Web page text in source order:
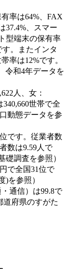
率は64%、FAX
37.4%、スマー
型端末の保有率
す。またインタ
率は12%です。
令和4年データを
人、女：
世帯で全
動態データを参
です。従業者数
数は9.59人で
礎調査を参照）
で全国31位で
)を参照）
通信）は99.8で
道府県のすがた